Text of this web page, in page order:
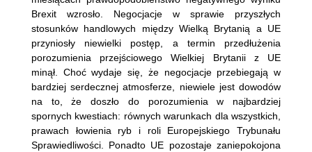
Brexit wzrosło. Negocjacje w sprawie przyszłych
stosunków handlowych między Wielką Brytanią a UE
przyniosły niewielki postęp, a termin przedłużenia
porozumienia przejściowego Wielkiej Brytanii z UE
minął. Choć wydaje się, że negocjacje przebiegają w
bardziej serdecznej atmosferze, niewiele jest dowodów
na to, że doszło do porozumienia w najbardziej
spornych kwestiach: równych warunkach dla wszystkich,
prawach łowienia ryb i roli Europejskiego Trybunału
Sprawiedliwości. Ponadto UE pozostaje zaniepokojona